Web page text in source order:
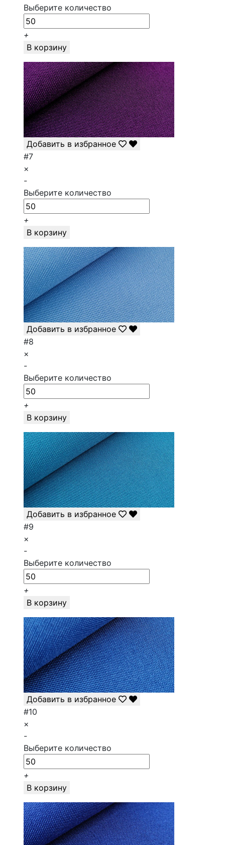
Выберите количество
+
В корзину
Добавить в избранное
#7
×
-
Выберите количество
+
В корзину
Добавить в избранное
#8
×
-
Выберите количество
+
В корзину
Добавить в избранное
#9
×
-
Выберите количество
+
В корзину
Добавить в избранное
#10
×
-
Выберите количество
+
В корзину